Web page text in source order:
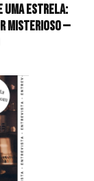
uma estrela:
misterioso —